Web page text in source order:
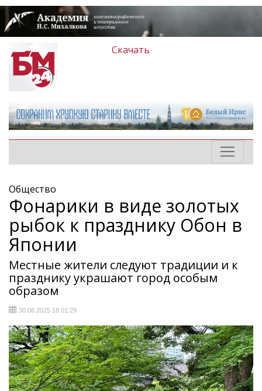
Скачать
Общество
Фонарики в виде золотых
рыбок к празднику Обон в
Японии
Местные жители следуют традиции и к
празднику украшают город особым
образом
30.06.2025 18:01:29